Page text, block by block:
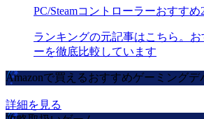
PC/Steamコントローラーおすすめ
ランキングの元記事はこちら。
ーを徹底比較しています
Amazonで買えるおすすめゲーミング
詳細を見る